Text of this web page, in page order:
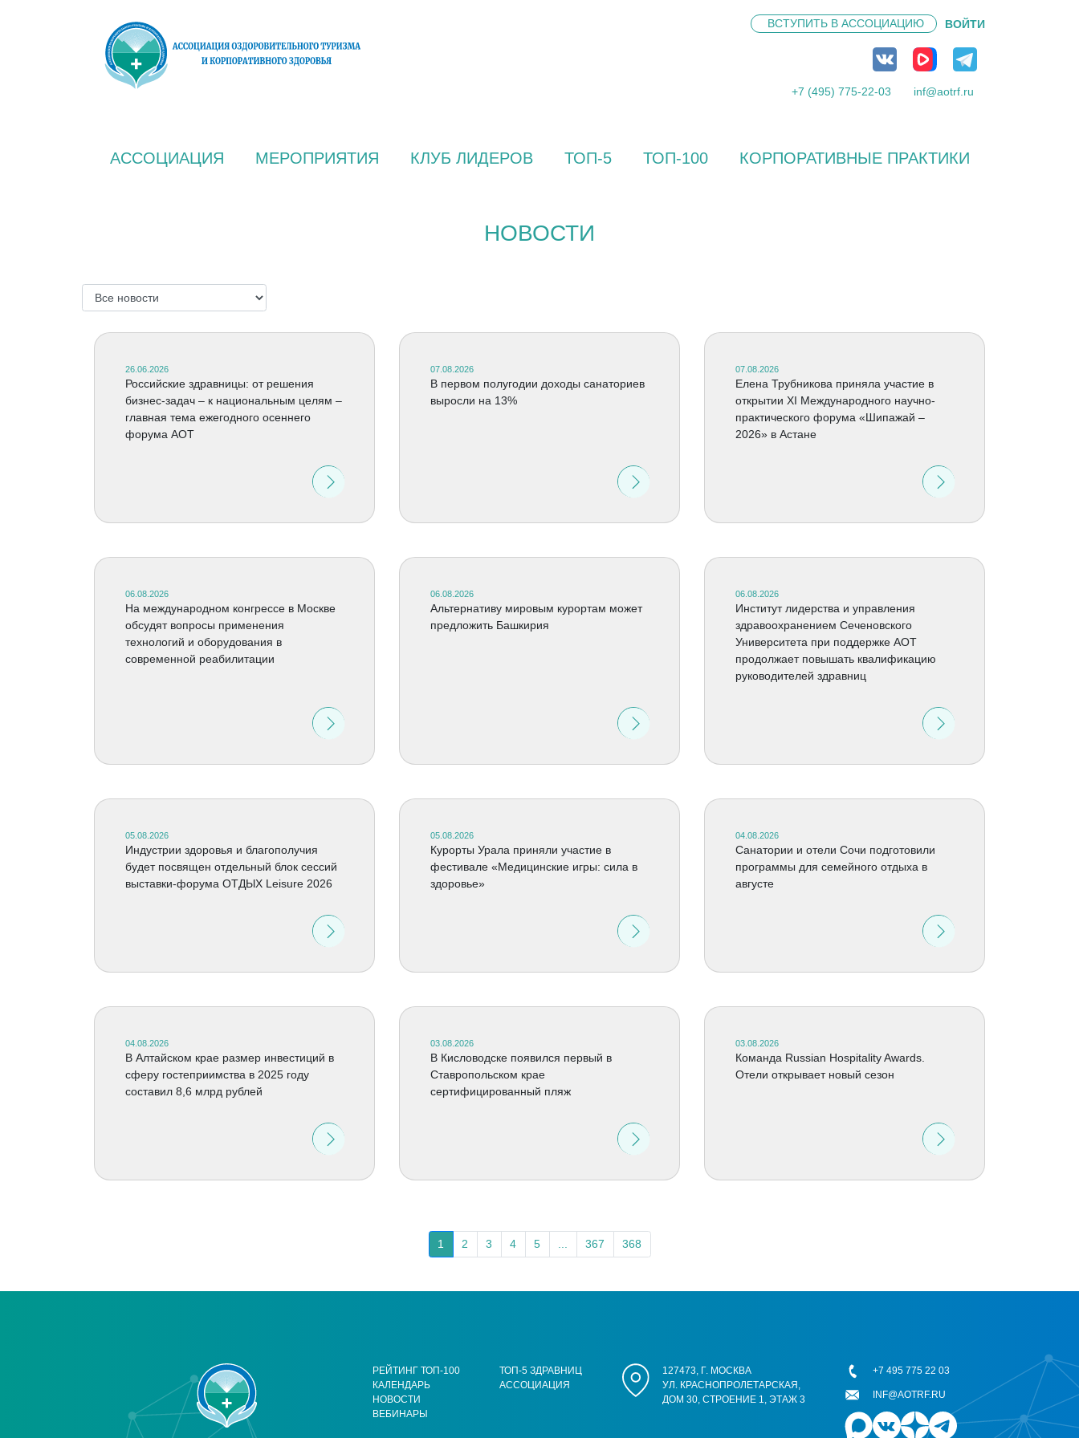
ВСТУПИТЬ В АССОЦИАЦИЮ ВОЙТИ
+7 (495) 775-22-03 inf@aotrf.ru
АССОЦИАЦИЯ МЕРОПРИЯТИЯ КЛУБ ЛИДЕРОВ ТОП-5 ТОП-100 КОРПОРАТИВНЫЕ ПРАКТИКИ
НОВОСТИ
26.06.2026
Российские здравницы: от решения
бизнес-задач – к национальным целям –
главная тема ежегодного осеннего
форума АОТ
07.08.2026
В первом полугодии доходы санаториев
выросли на 13%
07.08.2026
Елена Трубникова приняла участие в
открытии XI Международного научно-
практического форума «Шипажай –
2026» в Астане
06.08.2026
На международном конгрессе в Москве
обсудят вопросы применения
технологий и оборудования в
современной реабилитации
06.08.2026
Альтернативу мировым курортам может
предложить Башкирия
06.08.2026
Институт лидерства и управления
здравоохранением Сеченовского
Университета при поддержке АОТ
продолжает повышать квалификацию
руководителей здравниц
05.08.2026
Индустрии здоровья и благополучия
будет посвящен отдельный блок сессий
выставки-форума ОТДЫХ Leisure 2026
05.08.2026
Курорты Урала приняли участие в
фестивале «Медицинские игры: сила в
здоровье»
04.08.2026
Санатории и отели Сочи подготовили
программы для семейного отдыха в
августе
04.08.2026
В Алтайском крае размер инвестиций в
сферу гостеприимства в 2025 году
составил 8,6 млрд рублей
03.08.2026
В Кисловодске появился первый в
Ставропольском крае
сертифицированный пляж
03.08.2026
Команда Russian Hospitality Awards.
Отели открывает новый сезон
1 2 3 4 5 367 368
РЕЙТИНГ ТОП-100
КАЛЕНДАРЬ
НОВОСТИ
ВЕБИНАРЫ
ТОП-5 ЗДРАВНИЦ
АССОЦИАЦИЯ
127473, Г. МОСКВА
УЛ. КРАСНОПРОЛЕТАРСКАЯ,
ДОМ 30, СТРОЕНИЕ 1, ЭТАЖ 3
+7 495 775 22 03
INF@AOTRF.RU